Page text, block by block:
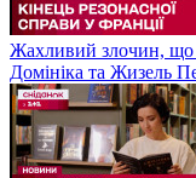
Жахливий злочин, що
Домініка та Жизель